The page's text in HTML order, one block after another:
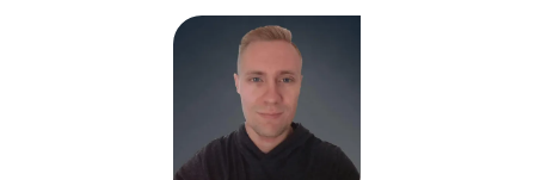
kann.Dennis
Groß